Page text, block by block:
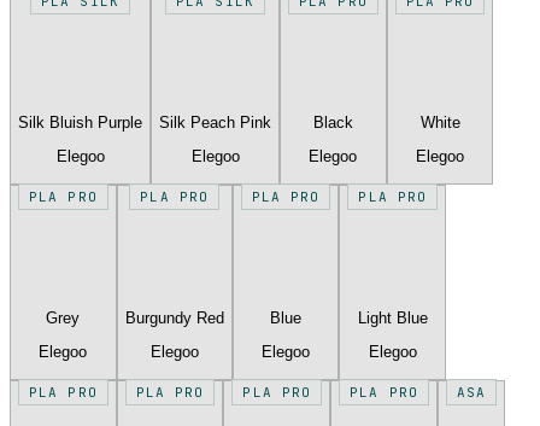
Silk Bluish Purple
Elegoo
Silk Peach Pink
Elegoo
Black
Elegoo
White
Elegoo
PLA PRO
Grey
Elegoo
PLA PRO
Burgundy Red
Elegoo
PLA PRO
Blue
Elegoo
PLA PRO
Light Blue
Elegoo
PLA PRO PLA PRO PLA PRO PLA PRO ASA